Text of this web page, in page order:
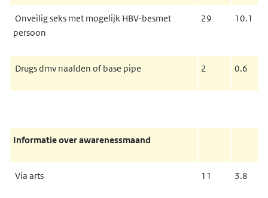
Onveilig seks met mogelijk HBV-besmet
persoon
29 10.1
Drugs dmv naalden of base pipe 2 0.6
Informatie over awarenessmaand
Via arts 11 3.8